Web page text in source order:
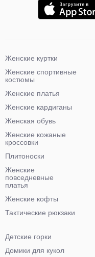
Женские куртки
Женские спортивные
костюмы
Женские платья
Женские кардиганы
Женская обувь
Женские кожаные
кроссовки
Плитоноски
Женские
повседневные
платья
Женские кофты
Тактические рюкзаки
Детские горки
Домики для кукол